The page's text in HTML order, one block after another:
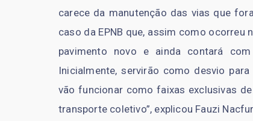
carece da manutenção das vias que
caso da EPNB que, assim como
pavimento novo e ainda contará
Inicialmente, servirão como desvio
vão funcionar como faixas exclusivas
transporte coletivo”, explicou Fauzi